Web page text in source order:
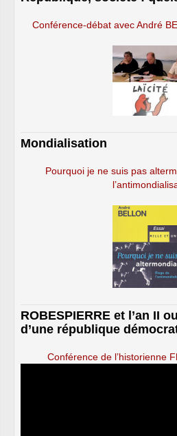
Conférence-débat avec André
Mondialisation
Pourquoi je ne suis pas
ROBESPIERRE et l’an II
d’une république
Conférence de l’historienne